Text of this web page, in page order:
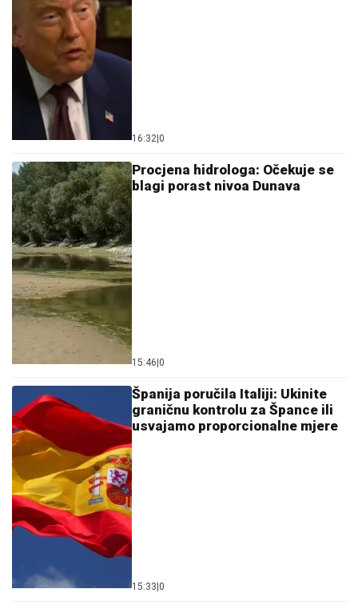
16:32 0
Procjena hidrologa: Očekuje se
blagi porast nivoa Dunava
15:46 0
Španija poručila Italiji: Ukinite
graničnu kontrolu za Špance ili
usvajamo proporcionalne mjere
15:33 0